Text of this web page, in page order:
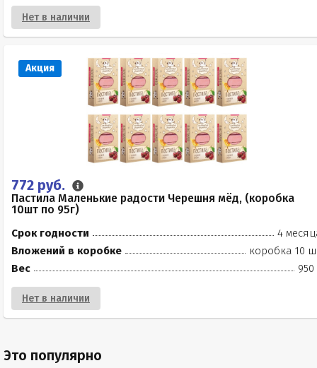
Нет в наличии
Акция
772 руб.
Пастила Маленькие радости Черешня мёд, (коробка
10шт по 95г)
Срок годности
4
Вложений в коробке
коробка 10
Вес
950
Нет в наличии
Это популярно